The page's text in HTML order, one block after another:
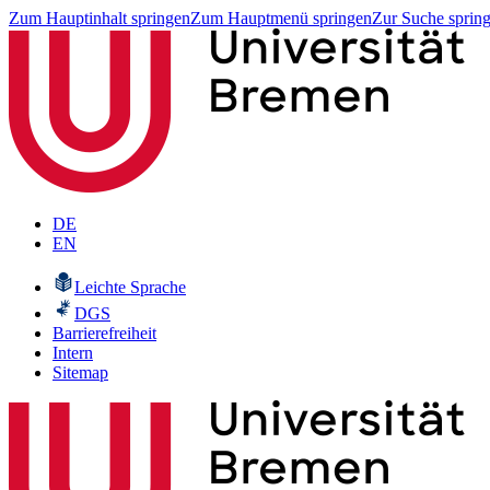
Zum Hauptinhalt springenZum Hauptmenü springenZur Suche
DE
EN
Leichte Sprache
DGS
Barrierefreiheit
Intern
Sitemap